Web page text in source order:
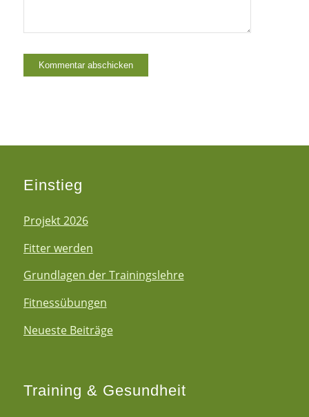
Einstieg
Projekt 2026
Fitter werden
Grundlagen der Trainingslehre
Fitnessübungen
Neueste Beiträge
Training & Gesundheit